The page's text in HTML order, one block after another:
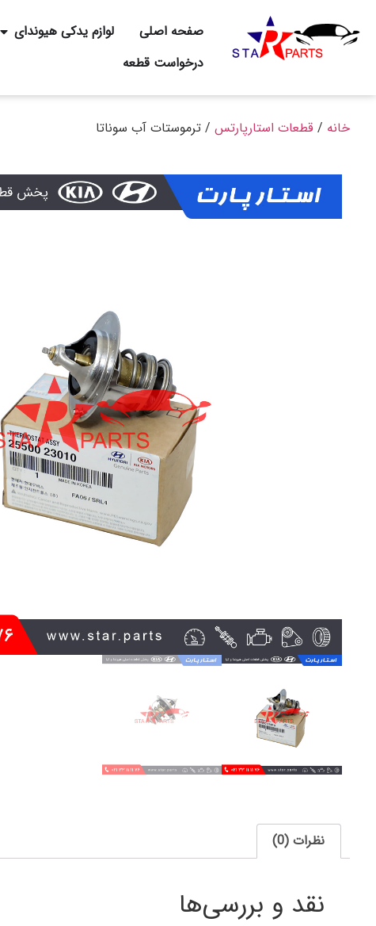
صفحه اصلی لوازم یدکی هیوندای
درخواست قطعه
خانه /قطعات استارپارتس / ترموستات آب سوناتا
نظرات (0)
نقد و بررسی‌ها